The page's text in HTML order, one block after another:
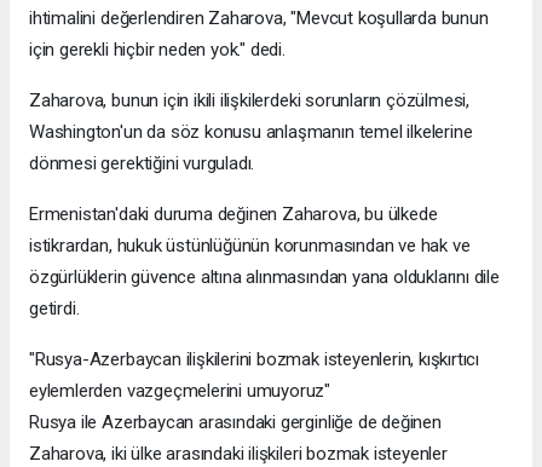
ihtimalini değerlendiren Zaharova, "Mevcut koşullarda bunun
için gerekli hiçbir neden yok." dedi.
Zaharova, bunun için ikili ilişkilerdeki sorunların çözülmesi,
Washington'un da söz konusu anlaşmanın temel ilkelerine
dönmesi gerektiğini vurguladı.
Ermenistan'daki duruma değinen Zaharova, bu ülkede
istikrardan, hukuk üstünlüğünün korunmasından ve hak ve
özgürlüklerin güvence altına alınmasından yana olduklarını dile
getirdi.
"Rusya-Azerbaycan ilişkilerini bozmak isteyenlerin, kışkırtıcı
eylemlerden vazgeçmelerini umuyoruz"
Rusya ile Azerbaycan arasındaki gerginliğe de değinen
Zaharova, iki ülke arasındaki ilişkileri bozmak isteyenler